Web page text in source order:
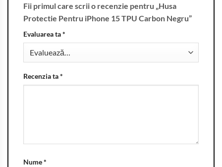
Fii primul care scrii o recenzie pentru „Husa
Protectie Pentru iPhone 15 TPU Carbon Negru”
Evaluarea ta*
Recenzia ta*
Nume*